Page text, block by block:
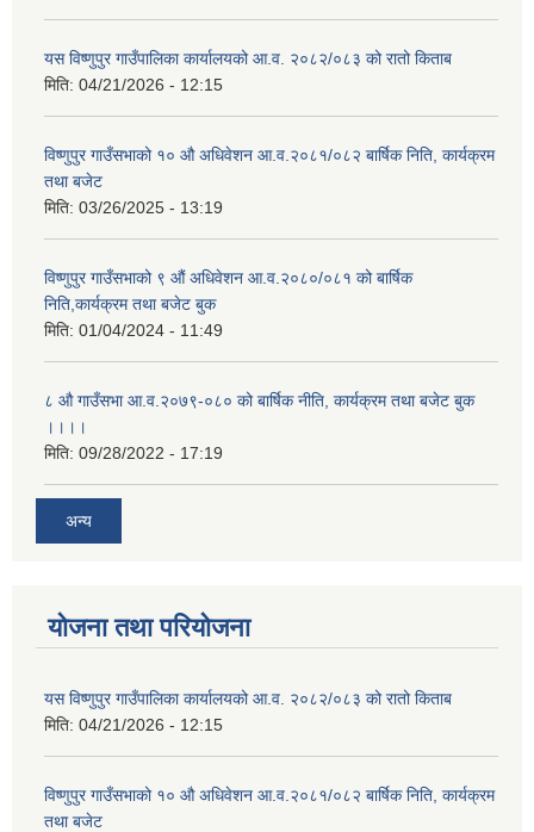
यस विष्णुपुर गाउँपालिका कार्यालयको आ.व. २०८२/०८३ को रातो किताब
मिति: 04/21/2026 - 12:15
विष्णुपुर गाउँसभाको १० औ अधिवेशन आ.व.२०८१/०८२ बार्षिक निति, कार्यक्रम
तथा बजेट
मिति: 03/26/2025 - 13:19
विष्णुपुर गाउँसभाको ९ औं अधिवेशन आ.व.२०८०/०८१ को बार्षिक
निति,कार्यक्रम तथा बजेट बुक
मिति: 01/04/2024 - 11:49
८ औ गाउँसभा आ.व.२०७९-०८० को बार्षिक नीति, कार्यक्रम तथा बजेट बुक
।।।।
मिति: 09/28/2022 - 17:19
अन्य
योजना तथा परियोजना
यस विष्णुपुर गाउँपालिका कार्यालयको आ.व. २०८२/०८३ को रातो किताब
मिति: 04/21/2026 - 12:15
विष्णुपुर गाउँसभाको १० औ अधिवेशन आ.व.२०८१/०८२ बार्षिक निति, कार्यक्रम
तथा बजेट